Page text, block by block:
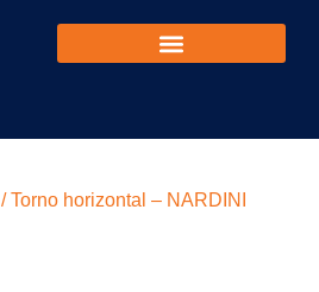
/ Torno horizontal – NARDINI